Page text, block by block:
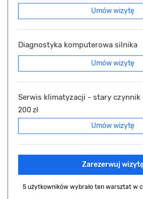
Umów wizytę
Diagnostyka komputerowa silnika
Umów wizytę
Serwis klimatyzacji - stary czynnik
200 zł
Umów wizytę
Zarezerwuj
5 użytkowników wybrało ten warsztat w